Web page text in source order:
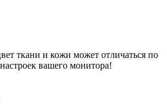
ткани и кожи может отличаться по
вашего монитора!